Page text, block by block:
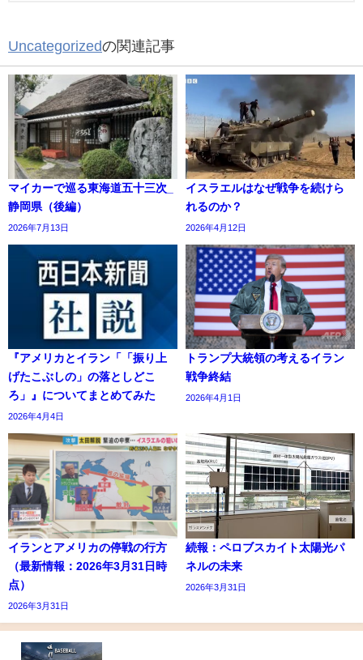
Uncategorizedの関連記事
マイカーで巡る東海道五十三次_
静岡県（後編）
2026年7月13日
イスラエルはなぜ戦争を続けら
れるのか？
2026年4月12日
『アメリカとイラン「「振り上
げたこぶしの」の落としどこ
ろ」』についてまとめてみた
2026年4月4日
トランプ大統領の考えるイラン
戦争終結
2026年4月1日
イランとアメリカの停戦の行方
（最新情報：2026年3月31日時
点）
2026年3月31日
続報：ペロブスカイト太陽光パ
ネルの未来
2026年3月31日